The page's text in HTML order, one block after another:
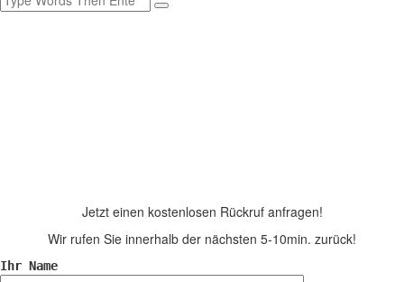
Jetzt einen kostenlosen Rückruf anfragen!
Wir rufen Sie innerhalb der nächsten 5-10min. zurück!
Ihr Name